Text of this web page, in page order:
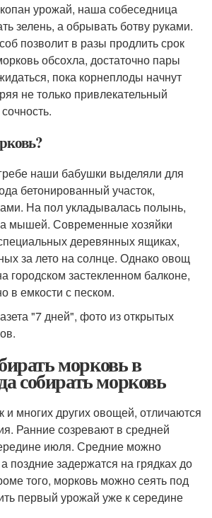
урожай, наша собеседница
зелень, а обрывать ботву руками.
позволит в разы продлить срок
обсохла, достаточно пары
пока корнеплоды начнут
не только привлекательный
наши бабушки выделяли для
бетонированный участок,
На пол укладывалась полынь,
мышей. Современные хозяйки
деревянных ящиках,
за лето на солнце. Однако овощ
городском застекленном балконе,
в емкости с песком.
"7 дней", фото из открытых
морковь в
собирать морковь
и многих других овощей, отличаются
Ранние созревают в средней
июля. Средние можно
поздние задержатся на грядках до
того, морковь можно сеять под
первый урожай уже к середине